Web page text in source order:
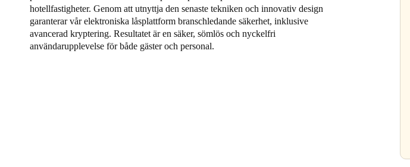
hotellfastigheter. Genom att utnyttja den senaste tekniken och innovativ design
garanterar vår elektroniska låsplattform branschledande säkerhet, inklusive
avancerad kryptering. Resultatet är en säker, sömlös och nyckelfri
användarupplevelse för både gäster och personal.